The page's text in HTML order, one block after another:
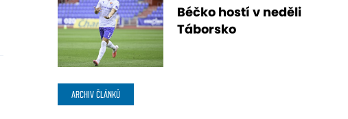
Béčko hostí v neděli
Táborsko
ARCHIV ČLÁNKŮ